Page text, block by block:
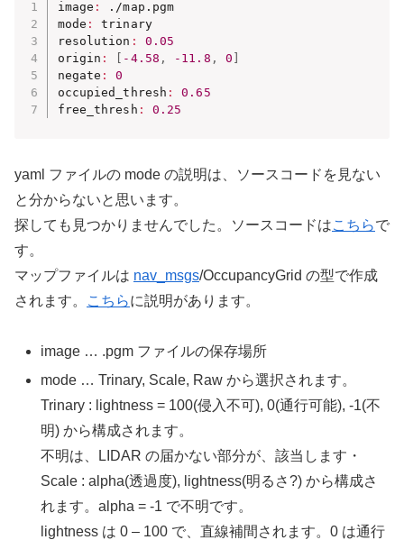
image :
./map.pgm
mode :
trinary
resolution :
0.05
origin : -4.58 , -11.8 , 0
negate :
0
occupied_thresh :
0.65
free_thresh : 0.25
yaml ファイルの mode の説明は、ソースコードを見ない
と分からないと思います。
探しても見つかりませんでした。ソースコードはこちらで
す。
マップファイルは nav_msgs/OccupancyGrid の型で作成
されます。
こちらに説明があります。
image … .pgm ファイルの保存場所
mode … Trinary, Scale, Raw から選択されます。
Trinary : lightness = 100(侵入不可), 0(通行可能), -1(不
明) から構成されます。
不明は、LIDAR の届かない部分が、該当します・
Scale : alpha(透過度), lightness(明るさ?) から構成さ
れます。alpha = -1 で不明です。
lightness は 0 – 100 で、直線補間されます。0 は通行